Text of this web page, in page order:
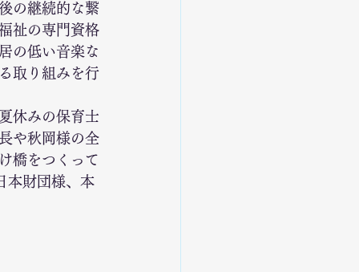
の継続的な繋
祉の専門資格
の低い音楽な
取り組みを行
休みの保育士
や秋岡様の全
橋をつくって
本財団様、本